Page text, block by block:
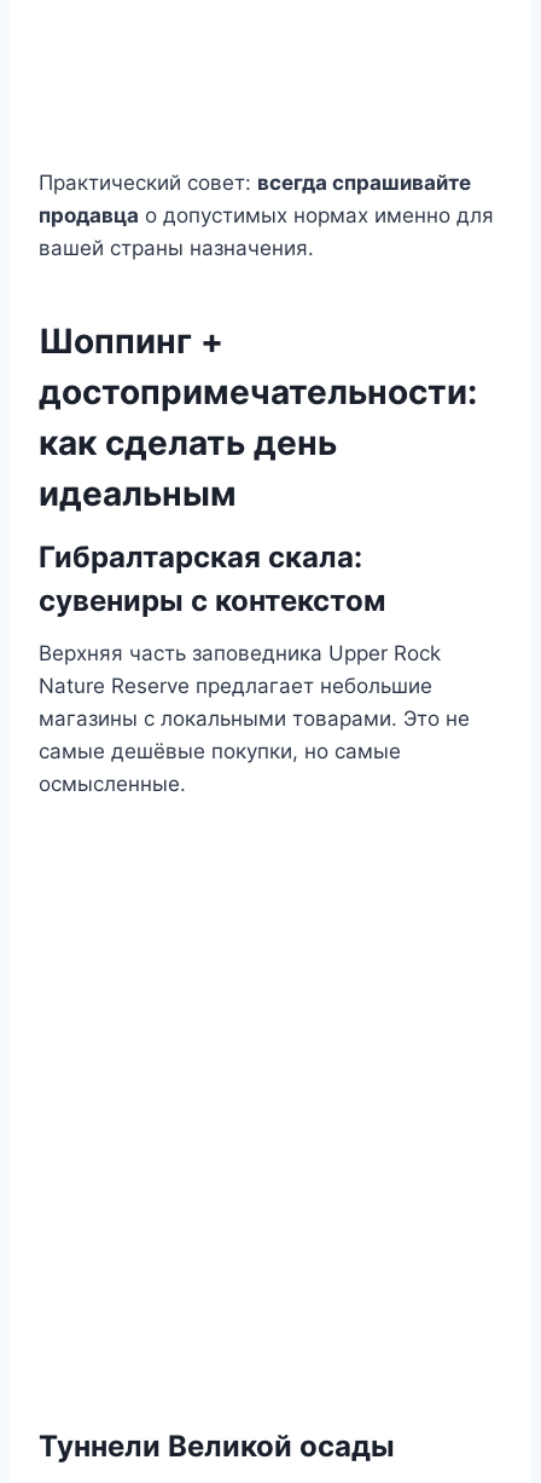
Практический совет: всегда спрашивайте
продавца о допустимых нормах именно для
вашей страны назначения.
Шоппинг +
достопримечательности:
как сделать день
идеальным
Гибралтарская скала:
сувениры с контекстом
Верхняя часть заповедника Upper Rock
Nature Reserve предлагает небольшие
магазины с локальными товарами. Это не
самые дешёвые покупки, но самые
осмысленные.
Туннели Великой осады